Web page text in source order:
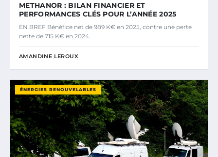
METHANOR : BILAN FINANCIER ET
PERFORMANCES CLÉS POUR L’ANNÉE 2025
EN BREF Bénéfice net de 989 K€ en 2025, contre une perte
nette de 715 K€ en 2024.
AMANDINE LEROUX
ÉNERGIES RENOUVELABLES